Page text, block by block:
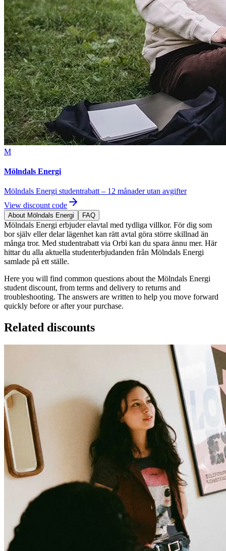
M
Mölndals Energi
Mölndals Energi studentrabatt – 12 månader utan avgifter
View discount code
About Mölndals Energi FAQ
Mölndals Energi erbjuder elavtal med tydliga villkor. För dig som
bor själv eller delar lägenhet kan rätt avtal göra större skillnad än
många tror. Med studentrabatt via Orbi kan du spara ännu mer. Här
hittar du alla aktuella studenterbjudanden från Mölndals Energi
samlade på ett ställe.
Here you will find common questions about the Mölndals Energi
student discount, from terms and delivery to returns and
troubleshooting. The answers are written to help you move forward
quickly before or after your purchase.
Related discounts